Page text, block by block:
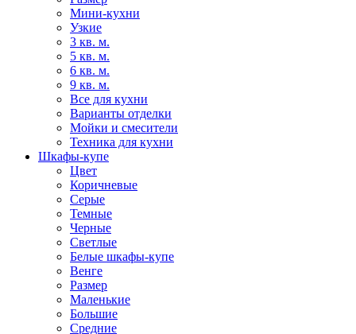
Мини-кухни
Узкие
3 кв. м.
5 кв. м.
6 кв. м.
9 кв. м.
Все для кухни
Варианты отделки
Мойки и смесители
Техника для кухни
Шкафы-купе
Цвет
Коричневые
Серые
Темные
Черные
Светлые
Белые шкафы-купе
Венге
Размер
Маленькие
Большие
Средние